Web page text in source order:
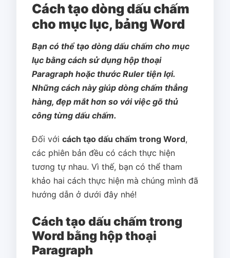
Cách tạo dòng dấu chấm
cho mục lục, bảng Word
Bạn có thể tạo dòng dấu chấm cho mục
lục bằng cách sử dụng hộp thoại
Paragraph hoặc thước Ruler tiện lợi.
Những cách này giúp dòng chấm thẳng
hàng, đẹp mắt hơn so với việc gõ thủ
công từng dấu chấm.
Đối với cách tạo dấu chấm trong Word,
các phiên bản đều có cách thực hiện
tương tự nhau. Vì thế, bạn có thể tham
khảo hai cách thực hiện mà chúng mình đã
hướng dẫn ở dưới đây nhé!
Cách tạo dấu chấm trong
Word bằng hộp thoại
Paragraph